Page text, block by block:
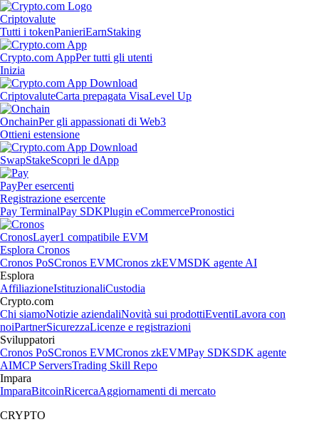
Criptovalute
Tutti i tokenPanieriEarnStaking
Crypto.com AppPer tutti gli utenti
Inizia
CriptovaluteCarta prepagata VisaLevel Up
OnchainPer gli appassionati di Web3
Ottieni estensione
SwapStakeScopri le dApp
PayPer esercenti
Registrazione esercente
Pay TerminalPay SDKPlugin eCommercePronostici
CronosLayer1 compatibile EVM
Esplora Cronos
Cronos PoSCronos EVMCronos zkEVMSDK agente AI
Esplora
AffiliazioneIstituzionaliCustodia
Crypto.com
Chi siamoNotizie aziendaliNovità sui prodottiEventiLavora con
noiPartnerSicurezzaLicenze e registrazioni
Sviluppatori
Cronos PoSCronos EVMCronos zkEVMPay SDKSDK agente
AIMCP ServersTrading Skill Repo
Impara
ImparaBitcoinRicercaAggiornamenti di mercato
CRYPTO